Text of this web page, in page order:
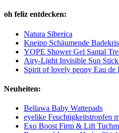
oh feliz entdecken:
Natura Siberica
Kneipp Schäumende
YOPE Shower Gel Santal
Airy-Light Invisible Sun
Spirit of lovely peony Eau de
Neuheiten:
Bellawa Baby Wattepads
eyelike Feuchtigkeitstropfen
Exo Boost Firm & Lift